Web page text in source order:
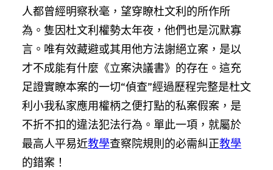
人都曾經明察秋毫，望穿瞭杜文利的所作所
為。隻因杜文利權勢太年夜，他們也是沉默寡
言。唯有效藏避或其用他方法謝絕立案，是以
才不成能有什麼《立案決議書》的存在。這充
足證實瞭本案的一切“偵查”經過歷程完整是杜文
利小我私家應用權柄之便打點的私案假案，是
不折不扣的違法犯法行為。單此一項，就屬於
最高人平易近教學查察院規則的必需糾正教學
的錯案！